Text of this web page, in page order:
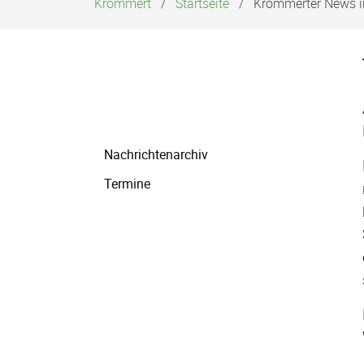
Navigation
Nachrichtenarchiv
Termine